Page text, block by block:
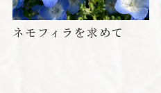
ネモフィラを求めて